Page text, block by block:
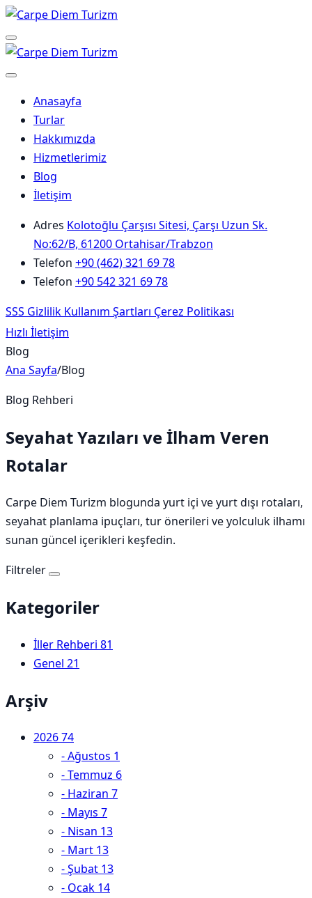
Skip
to
content
Menu
Anasayfa
Turlar
Hakkımızda
Hizmetlerimiz
Blog
İletişim
Adres Kolotoğlu Çarşısı Sitesi, Çarşı Uzun Sk.
No:62/B, 61200 Ortahisar/Trabzon
Telefon +90 (462) 321 69 78
Telefon +90 542 321 69 78
SSS Gizlilik Kullanım Şartları Çerez Politikası
Hızlı İletişim
Blog
Ana Sayfa/Blog
Blog Rehberi
Seyahat Yazıları ve İlham Veren
Rotalar
Carpe Diem Turizm blogunda yurt içi ve yurt dışı rotaları,
seyahat planlama ipuçları, tur önerileri ve yolculuk ilhamı
sunan güncel içerikleri keşfedin.
Filtreler
Kategoriler
İller Rehberi 81
Genel 21
Arşiv
202674
-Ağustos 1
-Temmuz 6
- Haziran 7
- Mayıs 7
- Nisan 13
- Mart 13
-Şubat 13
- Ocak 14